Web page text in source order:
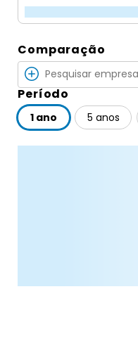
Comparação
Período
1 ano 5 anos